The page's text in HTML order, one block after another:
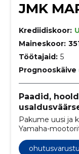
JMK
Krediidiskoor:
Maineskoor:
Töötajaid: 5
Prognooskäive
Paadid,
Pakume uusi ja
Yamaha-
Pakume
transporti, et